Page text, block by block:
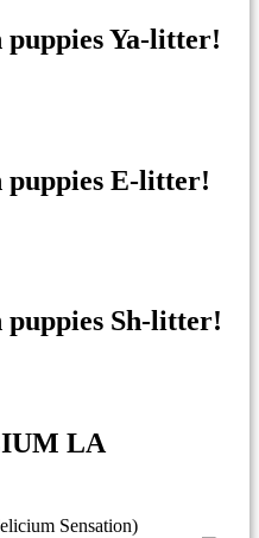
puppies Ya-litter!
puppies E-litter!
puppies Sh-litter!
LA
Sensation)